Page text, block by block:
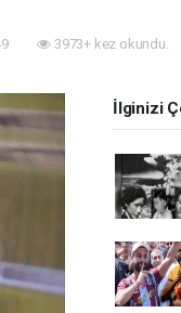
3973+ kez okundu.
İlginizi